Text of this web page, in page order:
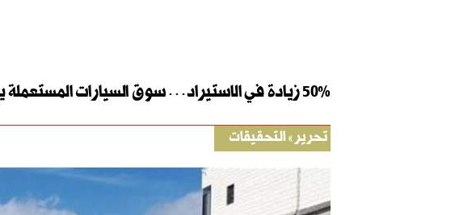
50% زيادة في الاستيراد… سوق السيارات المستعملة ينتعش مجدداً؟
تحرير التحقيقات